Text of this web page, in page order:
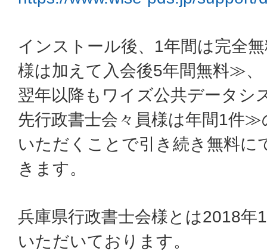
インストール後、1年間は完全
様は加えて入会後5年間無料≫、
翌年以降もワイズ公共データ
先行政書士会々員様は年間1件≫
いただくことで引き続き無料に
きます。
兵庫県行政書士会様とは2018年
いただいております。